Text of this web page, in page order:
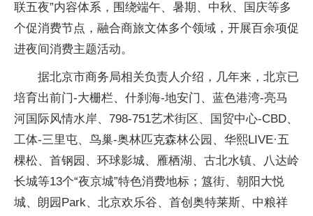
联五夜”内容体系，围绕端午、暑期、中秋、国庆等多
个促消费节点，融合商旅文体多个领域，开展百余项促
进夜间消费主题活动。
据北京市商务局相关负责人介绍，几年来，北京已
培育出前门-大栅栏、什刹海-地安门、蓝色港湾-亮马
河国际风情水岸、798-751艺术街区、国贸中心-CBD、
工体-三里屯、鸟巢-奥林匹克森林公园、华熙LIVE·五
棵松、首钢园、环球影城、雁栖湖、古北水镇、八达岭
长城等13个“夜京城”特色消费地标；簋街、朝阳大悦
城、朗园Park、北京欢乐谷、首创奥特莱斯、中粮祥